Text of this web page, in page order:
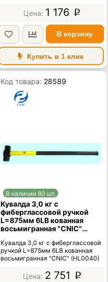
1 176 p
В корзину
Купить в 1 клик
Код товара: 28589
В наличии 80 шт.
Кувалда 3,0 кг с
фиберглассовой ручкой
L=875мм 6LB кованная
восьмигранная "CNIC"
Кувалда 3,0 кг с фиберглассовой
ручкой L=875мм 6LB кованная
восьмигранная "CNIC" (HL0040)
2 751 p